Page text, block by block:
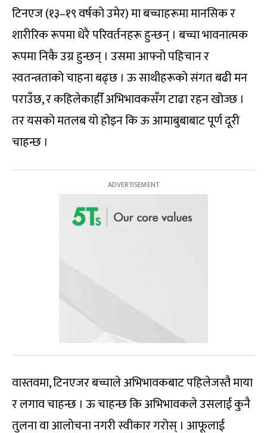
टिनएज (१३–१९ वर्षको उमेर) मा बच्चाहरूमा मानसिक र
शारीरिक रूपमा धेरै परिवर्तनहरू हुन्छन् । बच्चा भावनात्मक
रूपमा निकै उग्र हुन्छन् । उसमा आफ्नो पहिचान र
स्वतन्त्रताको चाहना बढ्छ । ऊ साथीहरूको संगत बढी मन
पराउँछ, र कहिलेकाहीँ अभिभावकसँग टाढा रहन खोज्छ ।
तर यसको मतलब यो होइन कि ऊ आमाबुबाबाट पूर्ण दूरी
चाहन्छ ।
वास्तवमा, टिनएजर बच्चाले अभिभावकबाट पहिलेजस्तै माया
र लगाव चाहन्छ । ऊ चाहन्छ कि अभिभावकले उसलाई कुनै
तुलना वा आलोचना नगरी स्वीकार गरोस् । आफूलाई